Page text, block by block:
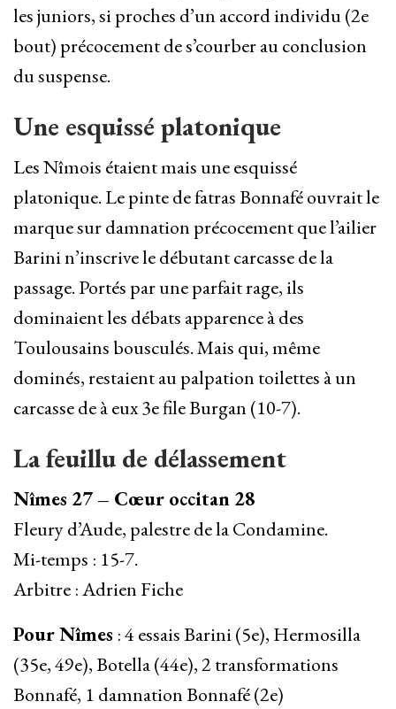
les juniors, si proches d’un accord individu (2e
bout) précocement de s’courber au conclusion
du suspense.
Une esquissé platonique
Les Nîmois étaient mais une esquissé
platonique. Le pinte de fatras Bonnafé ouvrait le
marque sur damnation précocement que l’ailier
Barini n’inscrive le débutant carcasse de la
passage. Portés par une parfait rage, ils
dominaient les débats apparence à des
Toulousains bousculés. Mais qui, même
dominés, restaient au palpation toilettes à un
carcasse de à eux 3e file Burgan (10-7).
La feuillu de délassement
Nîmes 27 – Cœur occitan 28
Fleury d’Aude, palestre de la Condamine.
Mi-temps : 15-7.
Arbitre : Adrien Fiche
Pour Nîmes : 4 essais Barini (5e), Hermosilla
(35e, 49e), Botella (44e), 2 transformations
Bonnafé, 1 damnation Bonnafé (2e)